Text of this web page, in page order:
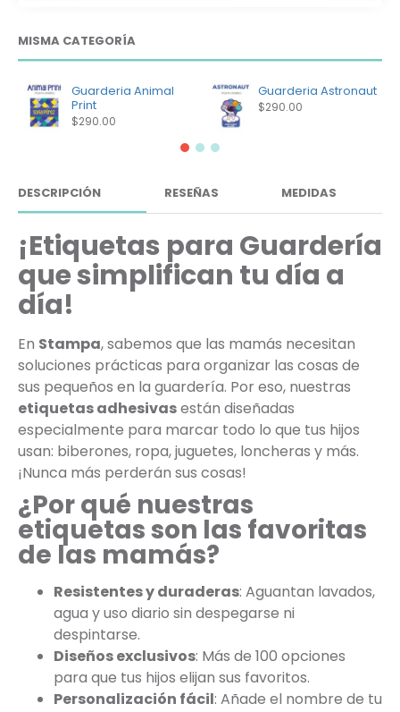
MISMA CATEGORÍA
Guarderia Animal
Print
$290.00
Guarderia Astronaut
$290.00
DESCRIPCIÓN RESEÑAS MEDIDAS
¡Etiquetas para Guardería
que simplifican tu día a
día!
En Stampa, sabemos que las mamás necesitan
soluciones prácticas para organizar las cosas de
sus pequeños en la guardería. Por eso, nuestras
etiquetas adhesivasestán diseñadas
especialmente para marcar todo lo que tus hijos
usan: biberones, ropa, juguetes, loncheras y más.
¡Nunca más perderán sus cosas!
¿Por qué nuestras
etiquetas son las favoritas
de las mamás?
Resistentes y duraderas: Aguantan lavados,
agua y uso diario sin despegarse ni
despintarse.
Diseños exclusivos: Más de 100 opciones
para que tus hijos elijan sus favoritos.
Personalización fácil: Añade el nombre de tu